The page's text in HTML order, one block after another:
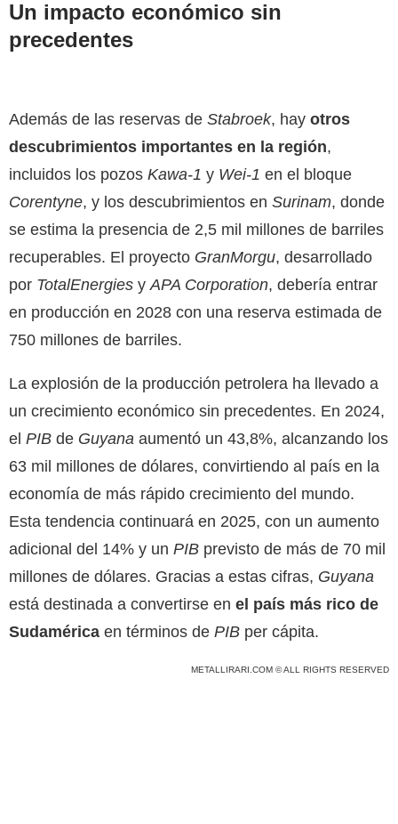
Un impacto económico sin
precedentes
Además de las reservas de Stabroek, hay otros
descubrimientos importantes en la región,
incluidos los pozos Kawa-1 y Wei-1 en el bloque
Corentyne, y los descubrimientos en Surinam, donde
se estima la presencia de 2,5 mil millones de barriles
recuperables. El proyecto GranMorgu, desarrollado
por TotalEnergies y APA Corporation, debería entrar
en producción en 2028 con una reserva estimada de
750 millones de barriles.
La explosión de la producción petrolera ha llevado a
un crecimiento económico sin precedentes. En 2024,
el PIB de Guyana aumentó un 43,8%, alcanzando los
63 mil millones de dólares, convirtiendo al país en la
economía de más rápido crecimiento del mundo.
Esta tendencia continuará en 2025, con un aumento
adicional del 14% y un PIB previsto de más de 70 mil
millones de dólares. Gracias a estas cifras, Guyana
está destinada a convertirse en el país más rico de
Sudamérica en términos de PIB per cápita.
METALLIRARI.COM © ALL RIGHTS RESERVED